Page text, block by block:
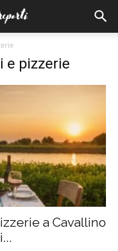
e pizzerie
a Cavallino